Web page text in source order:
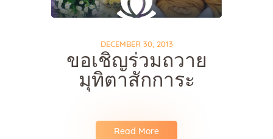
DECEMBER 30, 2013
ขอเชิญร่วมถวาย
มุทิตาสักการะ
Read More